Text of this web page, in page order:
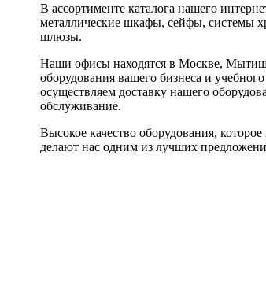
В ассортименте каталога нашего
металлические шкафы, сейфы, системы
шлюзы.
Наши офисы находятся в Москве,
оборудования вашего бизнеса и
осуществляем доставку нашего
обслуживание.
Высокое качество оборудования,
делают нас одним из лучших